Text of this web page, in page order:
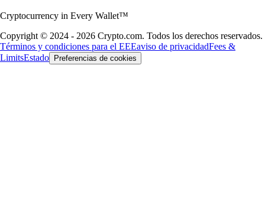
Cryptocurrency in Every Wallet™
Copyright © 2024 - 2026 Crypto.com. Todos los derechos reservados.
Términos y condiciones para el EEEaviso de privacidadFees &
LimitsEstado Preferencias de cookies